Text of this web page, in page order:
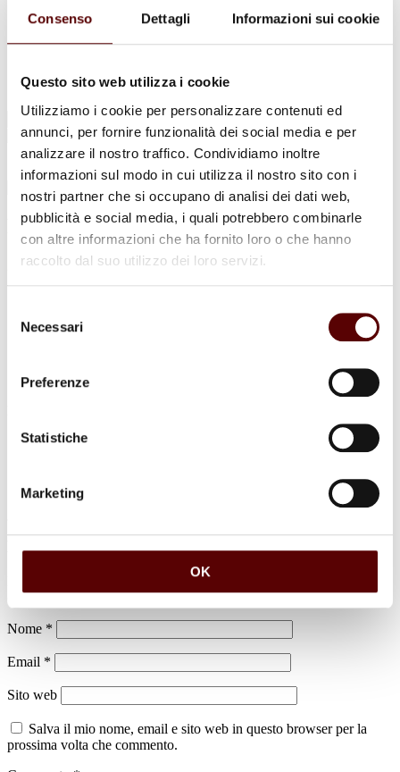
Consenso Dettagli Informazioni sui cookie
Questo sito web utilizza i cookie
Utilizziamo i cookie per personalizzare contenuti ed
annunci, per fornire funzionalità dei social media e per
analizzare il nostro traffico. Condividiamo inoltre
informazioni sul modo in cui utilizza il nostro sito con i
nostri partner che si occupano di analisi dei dati web,
pubblicità e social media, i quali potrebbero combinarle
con altre informazioni che ha fornito loro o che hanno
raccolto dal suo utilizzo dei loro servizi.
delNecessari
Preferenze
Statistiche
Marketing
OK
In caso di decesso
Necrologi
Info e Contatti
Cerca
per:
Rino Righi
27 Luglio 1933 - 31 Ottobre 2022
Lascia un commento
Il tuo indirizzo email non sarà pubblicato.
contrassegnati*
Nome *
Email *
Sito web
Salva il mio nome, email e sito web in questo browser per la
prossima volta che commento.